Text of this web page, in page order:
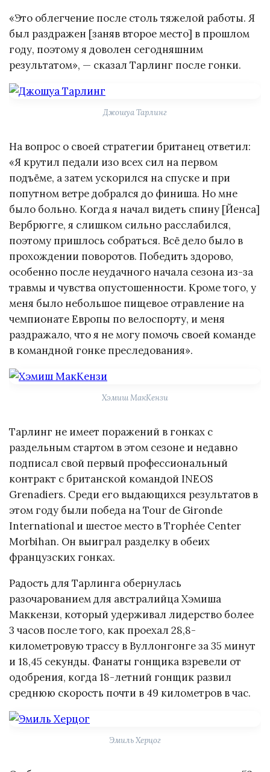
«Это облегчение после столь тяжелой работы. Я
был раздражен [заняв второе место] в прошлом
году, поэтому я доволен сегодняшним
результатом», — сказал Тарлинг после гонки.
Джошуа Тарлинг
На вопрос о своей стратегии британец ответил:
«Я крутил педали изо всех сил на первом
подъёме, а затем ускорился на спуске и при
попутном ветре добрался до финиша. Но мне
было больно. Когда я начал видеть спину [Йенса]
Вербрюгге, я слишком сильно расслабился,
поэтому пришлось собраться. Всё дело было в
прохождении поворотов. Победить здорово,
особенно после неудачного начала сезона из-за
травмы и чувства опустошенности. Кроме того, у
меня было небольшое пищевое отравление на
чемпионате Европы по велоспорту, и меня
раздражало, что я не могу помочь своей команде
в командной гонке преследования».
Хэмиш МакКензи
Тарлинг не имеет поражений в гонках с
раздельным стартом в этом сезоне и недавно
подписал свой первый профессиональный
контракт с британской командой INEOS
Grenadiers. Среди его выдающихся результатов в
этом году были победа на Tour de Gironde
International и шестое место в Trophée Center
Morbihan. Он выиграл разделку в обеих
французских гонках.
Радость для Тарлинга обернулась
разочарованием для австралийца Хэмиша
Маккензи, который удерживал лидерство более
3 часов после того, как проехал 28,8-
километровую трассу в Вуллонгонге за 35 минут
и 18,45 секунды. Фанаты гонщика взревели от
одобрения, когда 18-летний гонщик развил
среднюю скорость почти в 49 километров в час.
Эмиль Херцог